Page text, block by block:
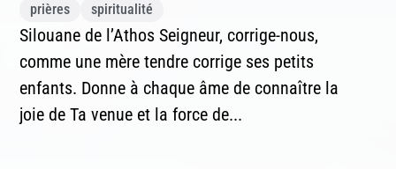
prières spiritualité
Silouane de l’Athos Seigneur, corrige-nous,
comme une mère tendre corrige ses petits
enfants. Donne à chaque âme de connaître la
joie de Ta venue et la force de...